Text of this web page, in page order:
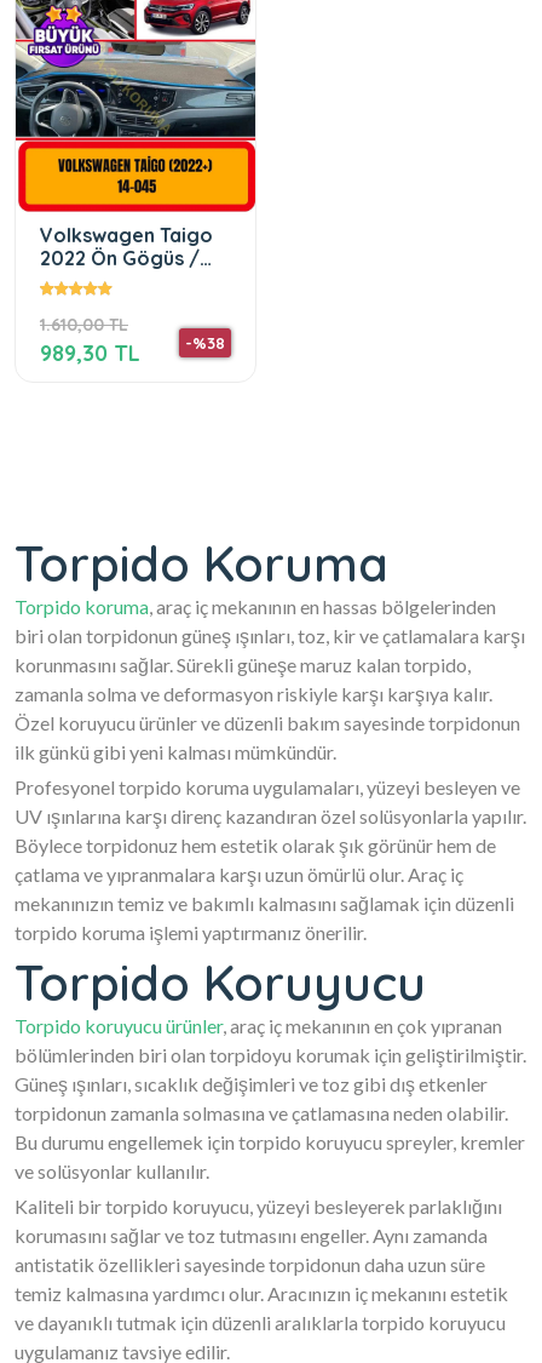
Volkswagen Taigo
2022 Ön Gögüs /
Panel / Torpido
1.610,00 TL
-%38
989,30 TL
Torpido Koruma
Torpido koruma, araç iç mekanının en hassas bölgelerinden
biri olan torpidonun güneş ışınları, toz, kir ve çatlamalara karşı
korunmasını sağlar. Sürekli güneşe maruz kalan torpido,
zamanla solma ve deformasyon riskiyle karşı karşıya kalır.
Özel koruyucu ürünler ve düzenli bakım sayesinde torpidonun
ilk günkü gibi yeni kalması mümkündür.
Profesyonel torpido koruma uygulamaları, yüzeyi besleyen ve
UV ışınlarına karşı direnç kazandıran özel solüsyonlarla yapılır.
Böylece torpidonuz hem estetik olarak şık görünür hem de
çatlama ve yıpranmalara karşı uzun ömürlü olur. Araç iç
mekanınızın temiz ve bakımlı kalmasını sağlamak için düzenli
torpido koruma işlemi yaptırmanız önerilir.
Torpido Koruyucu
Torpido koruyucu ürünler, araç iç mekanının en çok yıpranan
bölümlerinden biri olan torpidoyu korumak için geliştirilmiştir.
Güneş ışınları, sıcaklık değişimleri ve toz gibi dış etkenler
torpidonun zamanla solmasına ve çatlamasına neden olabilir.
Bu durumu engellemek için torpido koruyucu spreyler, kremler
ve solüsyonlar kullanılır.
Kaliteli bir torpido koruyucu, yüzeyi besleyerek parlaklığını
korumasını sağlar ve toz tutmasını engeller. Aynı zamanda
antistatik özellikleri sayesinde torpidonun daha uzun süre
temiz kalmasına yardımcı olur. Aracınızın iç mekanını estetik
ve dayanıklı tutmak için düzenli aralıklarla torpido koruyucu
uygulamanız tavsiye edilir.